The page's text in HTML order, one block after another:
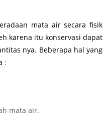
mata air secara fisik
karena itu konservasi dapat
nya. Beberapa hal yang
:
mata air.